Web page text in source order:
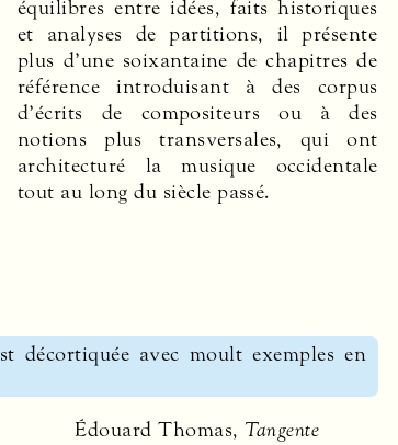
équilibres entre idées, faits historiques
et analyses de partitions, il présente
plus d’une soixantaine de chapitres de
référence introduisant à des corpus
d’écrits de compositeurs ou à des
notions plus transversales, qui ont
architecturé la musique occidentale
tout au long du siècle passé.
décortiquée avec moult exemples en
Édouard Thomas,Tangente